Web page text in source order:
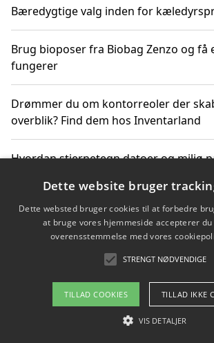
Bæredygtige valg inden for
Brug bioposer fra Biobag Zenzo og få
fungerer
Drømmer du om kontorreoler der
overblik? Find dem hos Inventarland
Hvordan stjernetegn datoer og miljø
Bæredygtige gadgets til en grønnere
Om / kontakt
Blog
Dette website bruger
Dette websted bruger cookies til at forbedre
at bruge vores hjemmeside accepterer
overensstemmelse med vores
STRENGT NØDVENDIGE
TILLAD COOKIES TILLAD IKKE
VIS DETALJER